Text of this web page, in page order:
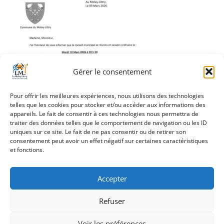
Gérer le consentement
Pour offrir les meilleures expériences, nous utilisons des technologies
telles que les cookies pour stocker et/ou accéder aux informations des
appareils. Le fait de consentir à ces technologies nous permettra de
traiter des données telles que le comportement de navigation ou les ID
uniques sur ce site. Le fait de ne pas consentir ou de retirer son
consentement peut avoir un effet négatif sur certaines caractéristiques
et fonctions.
Accepter
Refuser
Navigation
de
ODJ 2026_03_10
Création Androme Informatique